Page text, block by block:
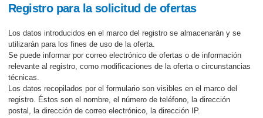
Registro para la solicitud de ofertas
Los datos introducidos en el marco del registro se almacenarán y se
utilizarán para los fines de uso de la oferta.
Se puede informar por correo electrónico de ofertas o de información
relevante al registro, como modificaciones de la oferta o circunstancias
técnicas.
Los datos recopilados por el formulario son visibles en el marco del
registro. Éstos son el nombre, el número de teléfono, la dirección
postal, la dirección de correo electrónico, la dirección IP.